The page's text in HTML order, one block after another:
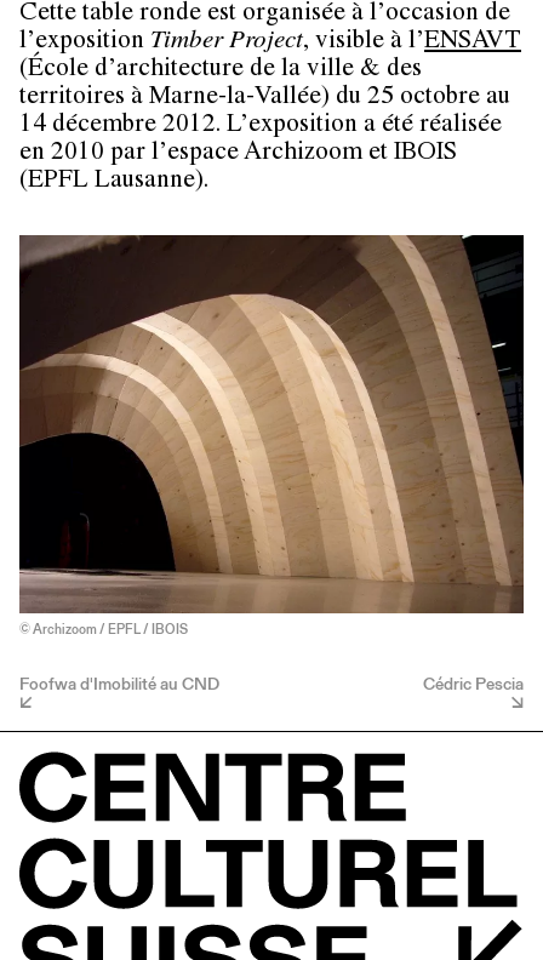
Cette table ronde est organisée à l’occasion de
l’exposition Timber Project, visible à l’ENSAVT
(École d’architecture de la ville & des
territoires à Marne-la-Vallée) du 25 octobre au
14 décembre 2012. L’exposition a été réalisée
en 2010 par l’espace Archizoom et IBOIS
(EPFL Lausanne).
© Archizoom / EPFL / IBOIS
Foofwa d'Imobilité au CND Cédric Pescia